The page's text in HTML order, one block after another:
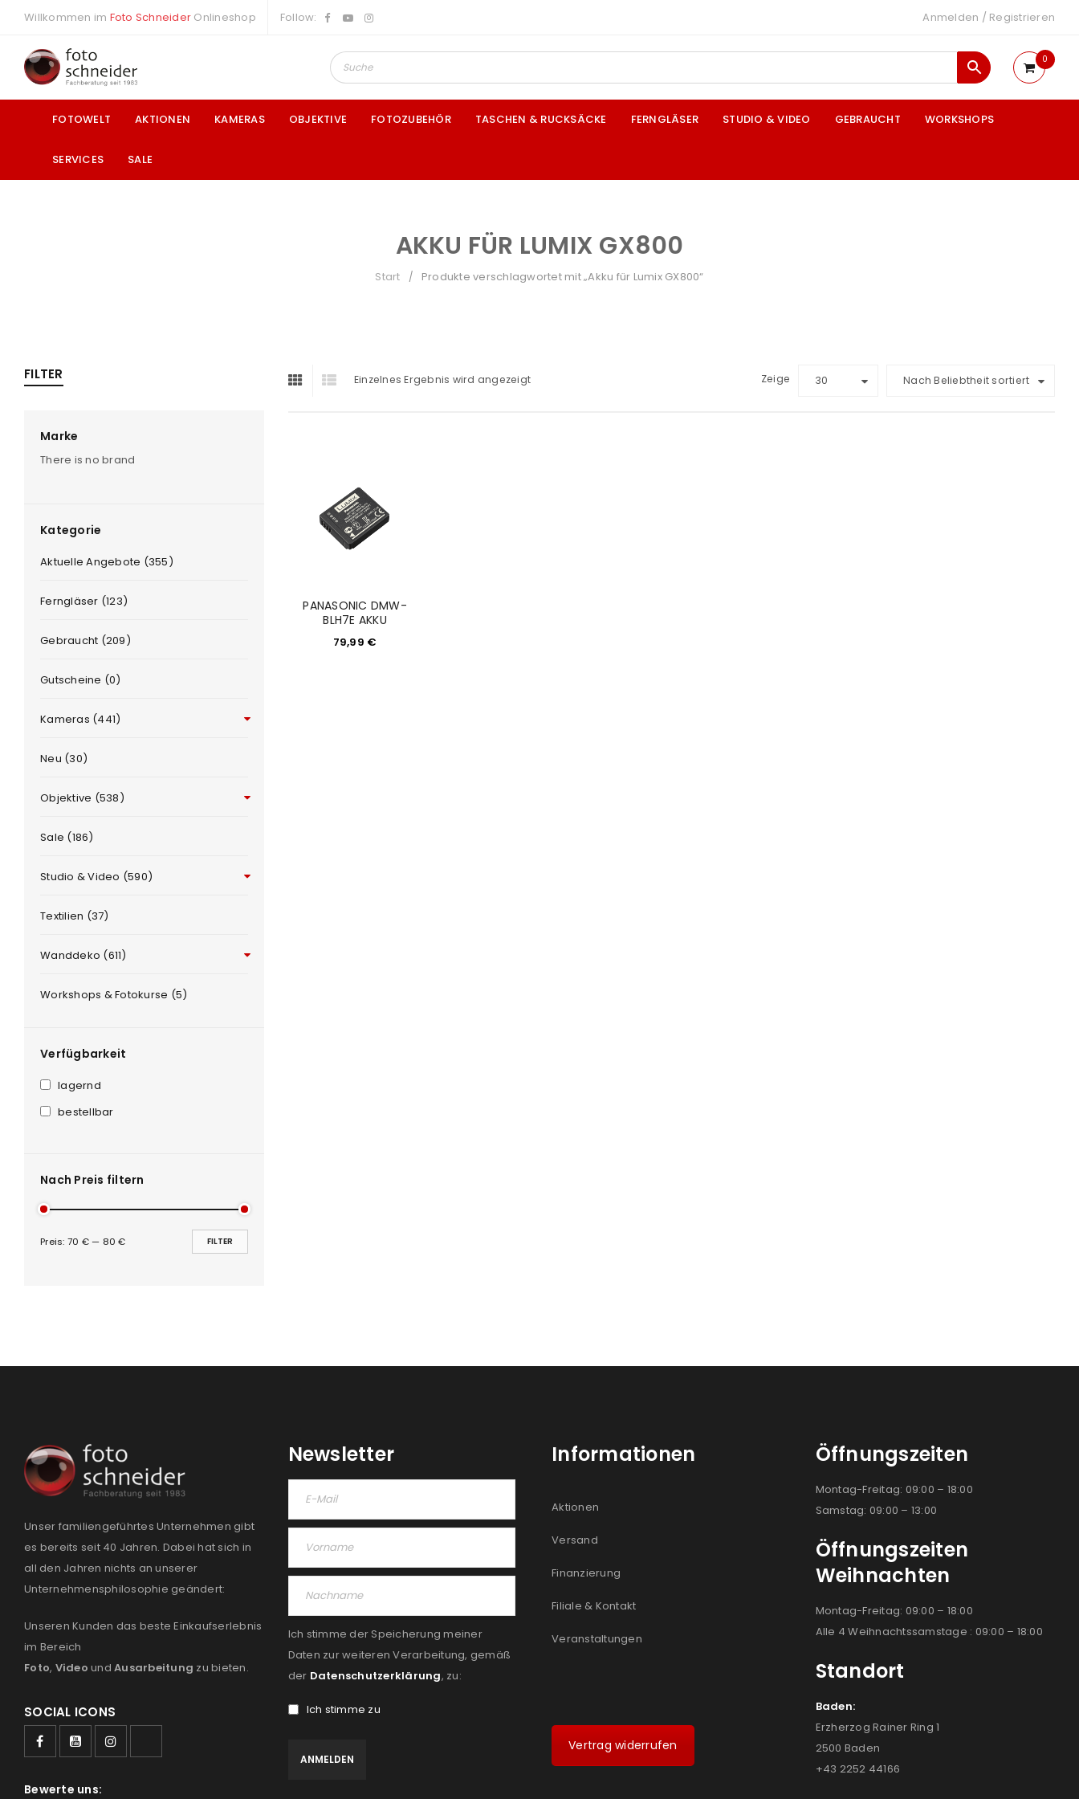
Passwort
Willkommen im Foto Schneider Onlineshop Follow: Anmelden / Registrieren
0
FOTOWELT AKTIONEN KAMERAS OBJEKTIVE FOTOZUBEHÖR TASCHEN & RUCKSÄCKE FERNGLÄSER STUDIO & VIDEO GEBRAUCHT WORKSHOPS
SERVICES SALE
AKKU FÜR LUMIX GX800
Start / Produkte verschlagwortet mit „Akku für Lumix GX800“
FILTER
Marke
There is no brand
Kategorie
Aktuelle Angebote (355)
Ferngläser (123)
Gebraucht (209)
Gutscheine (0)
Kameras (441)
Neu (30)
Objektive (538)
Sale (186)
Studio & Video (590)
Textilien (37)
Wanddeko (611)
Workshops & Fotokurse (5)
Verfügbarkeit
lagernd
bestellbar
Nach Preis filtern
FILTER
Preis: 70 €— 80 €
Einzelnes Ergebnis wird angezeigt Nach Beliebtheit sortiert
Zeige 30
PANASONIC DMW-
BLH7E AKKU
79,99 €
Unser familiengeführtes Unternehmen gibt
es bereits seit 40 Jahren. Dabei hat sich in
all den Jahren nichts an unserer
Unternehmensphilosophie geändert:
Unseren Kunden das beste Einkaufserlebnis
im Bereich
Foto, Video und Ausarbeitung zu bieten.
SOCIAL ICONS
Bewerte uns:
Newsletter
Ich stimme der Speicherung meiner
Daten zur weiteren Verarbeitung, gemäß
der Datenschutzerklärung, zu:
Ich stimme zu
Informationen
Aktionen
Versand
Finanzierung
Filiale & Kontakt
Veranstaltungen
Vertrag widerrufen
Öffnungszeiten
Montag-Freitag: 09:00 – 18:00
Samstag: 09:00 – 13:00
Öffnungszeiten
Weihnachten
Montag-Freitag: 09:00 – 18:00
Alle 4 Weihnachtssamstage : 09:00 – 18:00
Standort
Baden:
Erzherzog Rainer Ring 1
2500 Baden
+43 2252 44166